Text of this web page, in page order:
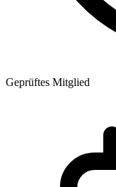
Geprüftes Mitglied